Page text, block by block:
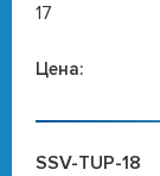
17
Цена:
SSV-TUP-18